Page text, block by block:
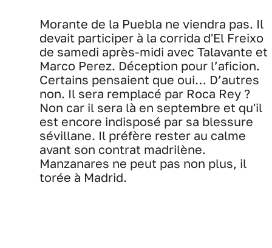
Morante de la Puebla ne viendra pas. Il
devait participer à la corrida d'El Freixo
de samedi après-midi avec Talavante et
Marco Perez. Déception pour l’aficion.
Certains pensaient que oui… D’autres
non. Il sera remplacé par Roca Rey ?
Non car il sera là en septembre et qu'il
est encore indisposé par sa blessure
sévillane. Il préfère rester au calme
avant son contrat madrilène.
Manzanares ne peut pas non plus, il
torée à Madrid.